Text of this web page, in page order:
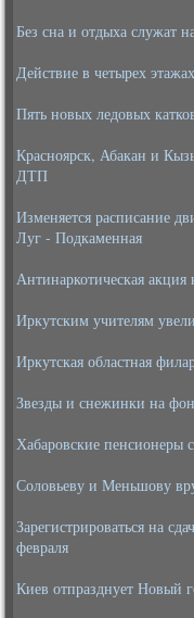
Без сна и отдыха служат
Действие в четырех этажах
Пять новых ледовых
Красноярск, Абакан и
ДТП
Изменяется расписание
Луг - Подкаменная
Антинаркотическая акция
Иркутским учителям
Иркутская областная
Звезды и снежинки на
Хабаровские пенсионеры
Соловьеву и Меньшову
Зарегистрироваться на
февраля
Киев отпразднует Новый